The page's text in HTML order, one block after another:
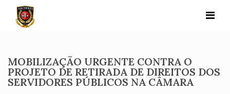
content
MOBILIZAÇÃO URGENTE CONTRA O
PROJETO DE RETIRADA DE DIREITOS DOS
SERVIDORES PÚBLICOS NA CÂMARA